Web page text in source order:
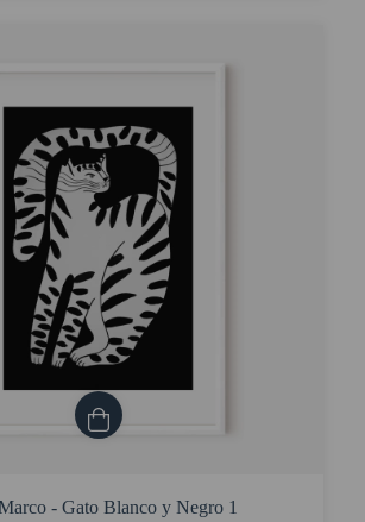
- Gato Blanco y Negro 1